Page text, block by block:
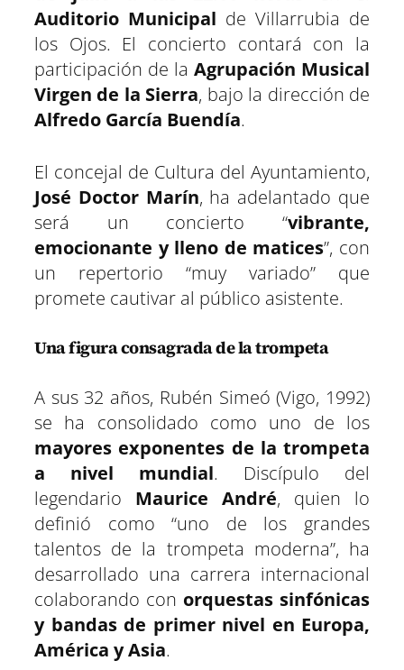
Auditorio Municipal de Villarrubia de
los Ojos. El concierto contará con la
participación de la Agrupación Musical
Virgen de la Sierra, bajo la dirección de
Alfredo García Buendía.
El concejal de Cultura del Ayuntamiento,
José Doctor Marín, ha adelantado que
será un concierto “vibrante,
emocionante y lleno de matices”, con
un repertorio “muy variado” que
promete cautivar al público asistente.
Una figura consagrada de la trompeta
A sus 32 años, Rubén Simeó (Vigo, 1992)
se ha consolidado como uno de los
mayores exponentes de la trompeta
a nivel mundial. Discípulo del
legendario Maurice André, quien lo
definió como “uno de los grandes
talentos de la trompeta moderna”, ha
desarrollado una carrera internacional
colaborando con orquestas sinfónicas
y bandas de primer nivel en Europa,
América y Asia.